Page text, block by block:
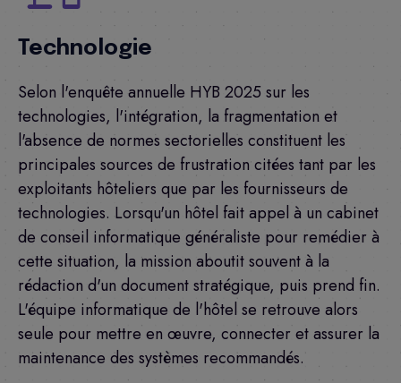
Technologie
Selon l'enquête annuelle HYB 2025 sur les
technologies, l'intégration, la fragmentation et
l'absence de normes sectorielles constituent les
principales sources de frustration citées tant par les
exploitants hôteliers que par les fournisseurs de
technologies. Lorsqu'un hôtel fait appel à un cabinet
de conseil informatique généraliste pour remédier à
cette situation, la mission aboutit souvent à la
rédaction d'un document stratégique, puis prend fin.
L'équipe informatique de l'hôtel se retrouve alors
seule pour mettre en œuvre, connecter et assurer la
maintenance des systèmes recommandés.